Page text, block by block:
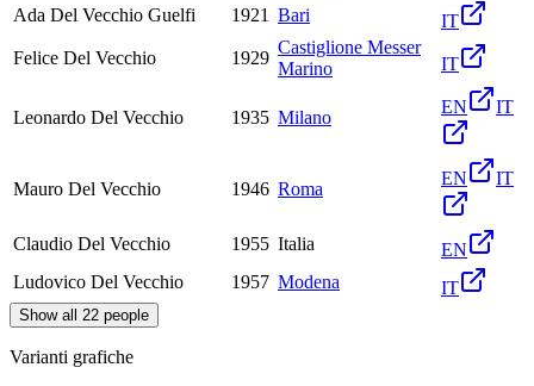
Ada Del Vecchio Guelfi
1921 Bari
IT
Felice Del Vecchio
1929
Castiglione Messer
Marino
IT
Leonardo Del Vecchio 1935 Milano
EN IT
Mauro Del Vecchio 1946 Roma
EN IT
Claudio Del Vecchio 1955 Italia
EN
Ludovico Del Vecchio
1957 Modena IT
Show all 22 people
Varianti grafiche